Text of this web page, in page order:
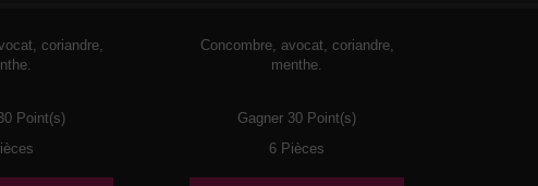
coriandre,
Point(s)
Concombre, avocat, coriandre,
menthe.
Gagner 30 Point(s)
6 Pièces